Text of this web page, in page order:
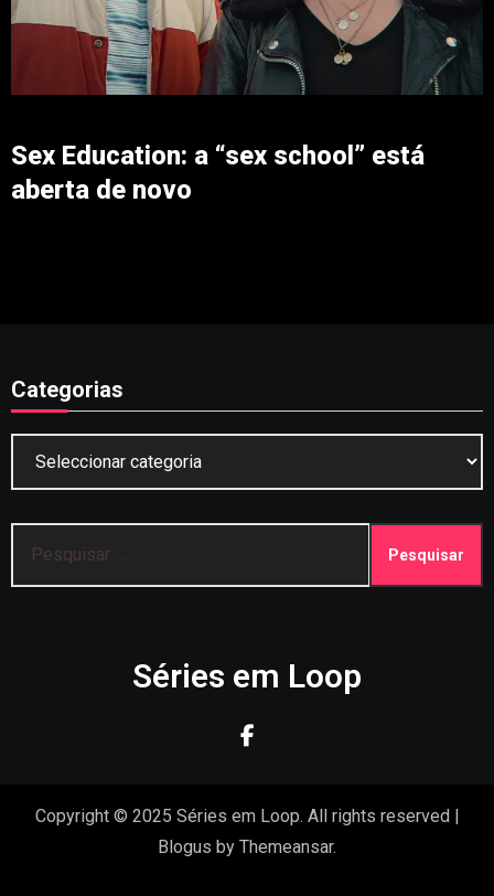
Sex Education: a “sex school” está
aberta de novo
Categorias
por:
Séries em Loop
Copyright © 2025 Séries em Loop. All rights reserved |
Blogus by Themeansar.